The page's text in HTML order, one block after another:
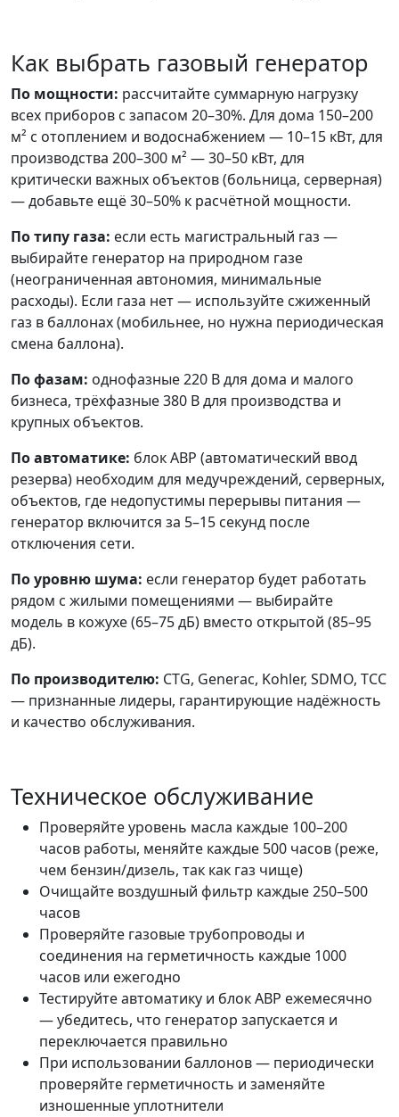
Как выбрать газовый генератор
По мощности: рассчитайте суммарную нагрузку
всех приборов с запасом 20–30%. Для дома 150–200
м² с отоплением и водоснабжением — 10–15 кВт, для
производства 200–300 м² — 30–50 кВт, для
критически важных объектов (больница, серверная)
— добавьте ещё 30–50% к расчётной мощности.
По типу газа: если есть магистральный газ —
выбирайте генератор на природном газе
(неограниченная автономия, минимальные
расходы). Если газа нет — используйте сжиженный
газ в баллонах (мобильнее, но нужна периодическая
смена баллона).
По фазам: однофазные 220 В для дома и малого
бизнеса, трёхфазные 380 В для производства и
крупных объектов.
По автоматике: блок АВР (автоматический ввод
резерва) необходим для медучреждений, серверных,
объектов, где недопустимы перерывы питания —
генератор включится за 5–15 секунд после
отключения сети.
По уровню шума: если генератор будет работать
рядом с жилыми помещениями — выбирайте
модель в кожухе (65–75 дБ) вместо открытой (85–95
дБ).
По производителю: CTG, Generac, Kohler, SDMO, ТСС
— признанные лидеры, гарантирующие надёжность
и качество обслуживания.
Техническое обслуживание
Проверяйте уровень масла каждые 100–200
часов работы, меняйте каждые 500 часов (реже,
чем бензин/дизель, так как газ чище)
Очищайте воздушный фильтр каждые 250–500
часов
Проверяйте газовые трубопроводы и
соединения на герметичность каждые 1000
часов или ежегодно
Тестируйте автоматику и блок АВР ежемесячно
— убедитесь, что генератор запускается и
переключается правильно
При использовании баллонов — периодически
проверяйте герметичность и заменяйте
изношенные уплотнители